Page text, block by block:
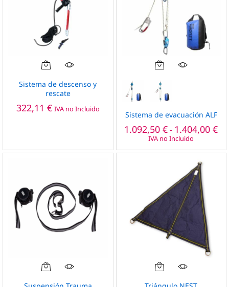
producto
Este
producto
tiene
variantes.
se
en
la
página
de
producto
Sistema de descenso y
rescate
322,11 € IVA no Incluido
Este
variantes.
Las
opciones
se
elegir
en
página
de
producto
Sistema de evacuación ALF
1.092,50€- 1.404,00€
de
IVA no Incluido